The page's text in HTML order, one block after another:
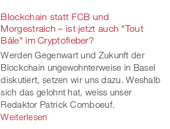
Blockchain statt FCB und
Morgestraich – ist jetzt auch "Tout
Bâle" im Cryptofieber?
Werden Gegenwart und Zukunft der
Blockchain ungewohnterweise in Basel
diskutiert, setzen wir uns dazu. Weshalb
sich das gelohnt hat, weiss unser
Redaktor Patrick Comboeuf.
Weiterlesen